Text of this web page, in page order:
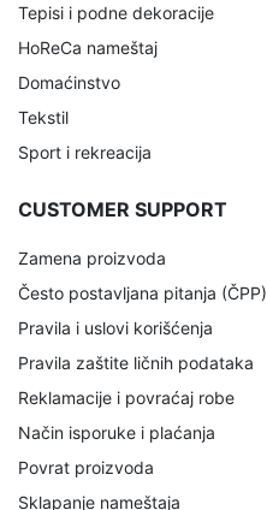
Tepisi i podne dekoracije
HoReCa nameštaj
Domaćinstvo
Tekstil
Sport i rekreacija
CUSTOMER SUPPORT
Zamena proizvoda
Često postavljana pitanja (ČPP)
Pravila i uslovi korišćenja
Pravila zaštite ličnih podataka
Reklamacije i povraćaj robe
Način isporuke i plaćanja
Povrat proizvoda
Sklapanje nameštaja